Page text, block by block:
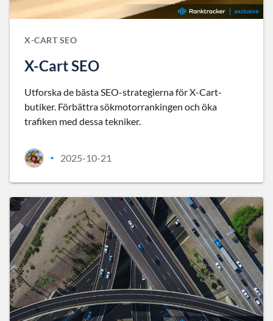
X-CART SEO
X-Cart SEO
Utforska de bästa SEO-strategierna för X-Cart-
butiker. Förbättra sökmotorrankingen och öka
trafiken med dessa tekniker.
• 2025-10-21